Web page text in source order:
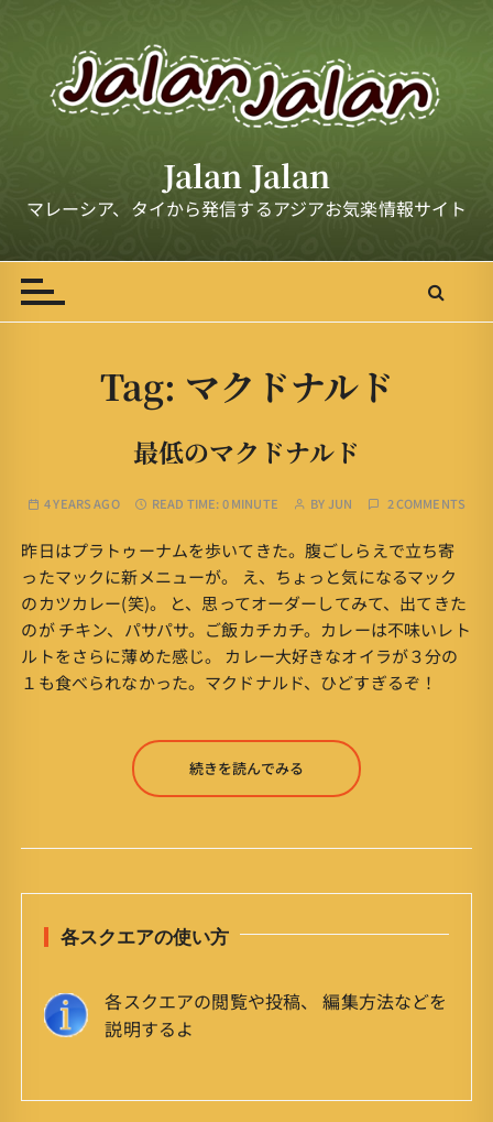
t
n
Jalan Jalan
マレーシア、タイから発信するアジアお気楽情報サイト
Tag: マクドナルド
最低のマクドナルド
4 YEARS AGO READ TIME:0 MINUTE BYJUN 2 COMMENTS
昨日はプラトゥーナムを歩いてきた。腹ごしらえで立ち寄
ったマックに新メニューが。 え、ちょっと気になるマック
のカツカレー(笑)。 と、思ってオーダーしてみて、出てきた
のが チキン、パサパサ。ご飯カチカチ。カレーは不味いレト
ルトをさらに薄めた感じ。 カレー大好きなオイラが３分の
１も食べられなかった。マクドナルド、ひどすぎるぞ！
続きを読んでみる
各スクエアの使い方
各スクエアの閲覧や投稿、 編集方法などを
説明するよ